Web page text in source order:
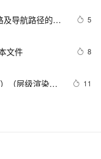
成与内购设
导航路径的绘
5
文件 8
（层级渲染，
11
注入的后台
游戏开发中